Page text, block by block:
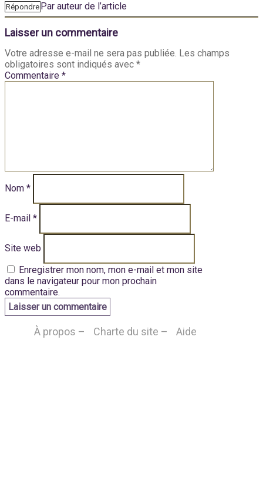
Répondre Par auteur de l’article
Laisser un commentaire
Votre adresse e-mail ne sera pas publiée. Les champs
obligatoires sont indiqués avec *
Commentaire *
Nom *
E-mail *
Site web
Enregistrer mon nom, mon e-mail et mon site
dans le navigateur pour mon prochain
commentaire.
À propos – Charte du site – Aide